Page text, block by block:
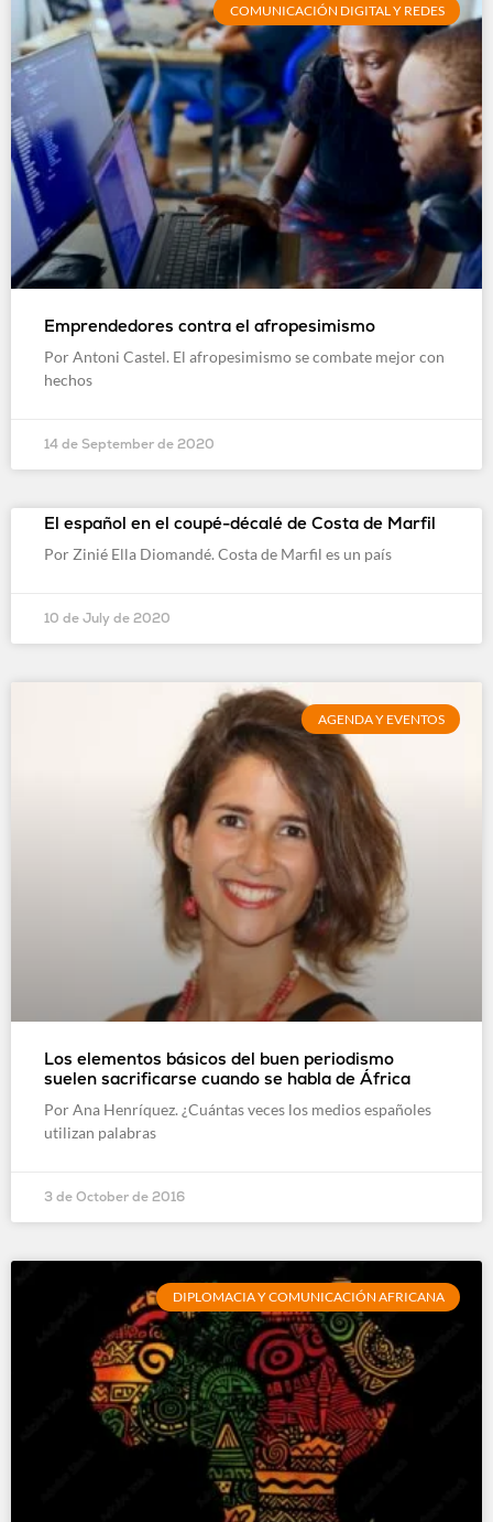
COMUNICACIÓN DIGITAL Y REDES
Emprendedores contra el afropesimismo
Por Antoni Castel. El afropesimismo se combate mejor con
hechos
14 de September de 2020
El español en el coupé-décalé de Costa de Marfil
Por Zinié Ella Diomandé. Costa de Marfil es un país
10 de July de 2020
AGENDA Y EVENTOS
Los elementos básicos del buen periodismo
suelen sacrificarse cuando se habla de África
Por Ana Henríquez. ¿Cuántas veces los medios españoles
utilizan palabras
3 de October de 2016
DIPLOMACIA Y COMUNICACIÓN AFRICANA